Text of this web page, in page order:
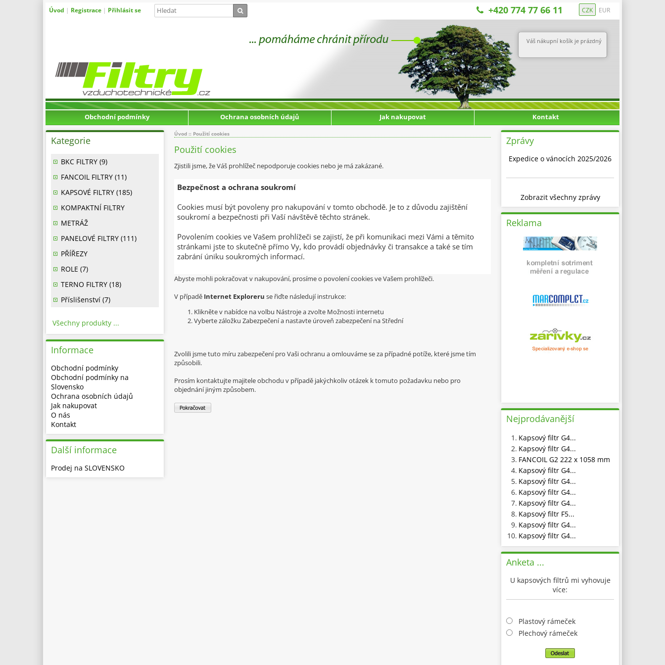
Úvod | Registrace | Přihlásit se CZK EUR
+420 774 77 66 11
Váš nákupní košík je prázdný
Obchodní podmínky Ochrana osobních údajů Jak nakupovat Kontakt
Úvod :: Použití cookies
Použití cookies
Zjistili jsme, že Váš prohlížeč nepodporuje cookies nebo je má zakázané.
Bezpečnost a ochrana soukromí
Cookies musí být povoleny pro nakupování v tomto obchodě. Je to z důvodu zajištění
soukromí a bezpečnosti při Vaší návštěvě těchto stránek.
Povolením cookies ve Vašem prohlížeči se zajistí, že při komunikaci mezi Vámi a těmito
stránkami jste to skutečně přímo Vy, kdo provádí objednávky či transakce a také se tím
zabrání úniku soukromých informací.
Abyste mohli pokračovat v nakupování, prosíme o povolení cookies ve Vašem prohlížeči.
V případě Internet Exploreru se řiďte následují instrukce:
Klikněte v nabídce na volbu Nástroje a zvolte Možnosti internetu
Vyberte záložku Zabezpečení a nastavte úroveň zabezpečení na Střední
Zvolili jsme tuto míru zabezpečení pro Vaši ochranu a omlouváme se za případné potíže, které jsme tím
způsobili.
Prosím kontaktujte majitele obchodu v případě jakýchkoliv otázek k tomuto požadavku nebo pro
objednání jiným způsobem.
Kategorie
BKC FILTRY (9)
FANCOIL FILTRY (11)
KAPSOVÉ FILTRY (185)
KOMPAKTNÍ FILTRY
METRÁŽ
PANELOVÉ FILTRY (111)
PŘÍŘEZY
ROLE (7)
TERNO FILTRY (18)
Příslišenství (7)
Všechny produkty ...
Informace
Obchodní podmínky
Obchodní podmínky na
Slovensko
Ochrana osobních údajů
Jak nakupovat
O nás
Kontakt
Další informace
Prodej na SLOVENSKO
Zprávy
Expedice o vánocích 2025/2026
Zobrazit všechny zprávy
Reklama
Nejprodávanější
1. Kapsový filtr G4...
2. Kapsový filtr G4...
3. FANCOIL G2 222 x 1058 mm
4. Kapsový filtr G4...
5. Kapsový filtr G4...
6. Kapsový filtr G4...
7. Kapsový filtr G4...
8. Kapsový filtr F5...
9. Kapsový filtr G4...
10. Kapsový filtr G4...
Anketa ...
U kapsových filtrů mi vyhovuje
více:
Plastový rámeček
Plechový rámeček